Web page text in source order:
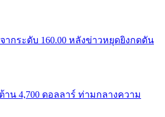
ากระดับ 160.00 หลังข่าวหยุดยิงกดดัน
น 4,700 ดอลลาร์ ท่ามกลางความ